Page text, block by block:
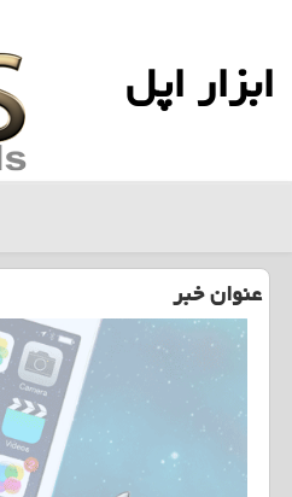
ابزار اپل
عنوان خبر